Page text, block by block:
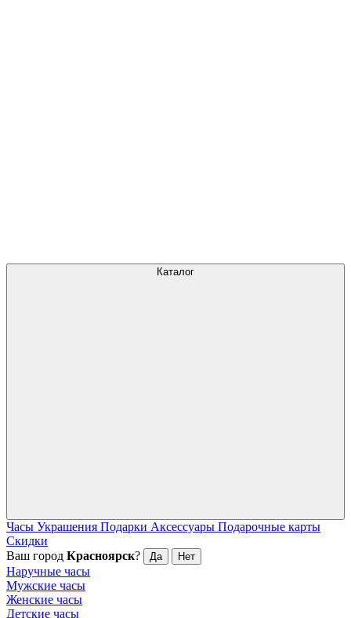
Каталог
Часы Украшения Подарки Аксессуары Подарочные карты
Скидки
Ваш город Красноярск? Да Нет
Наручные часы
Мужские часы
Женские часы
Детские часы